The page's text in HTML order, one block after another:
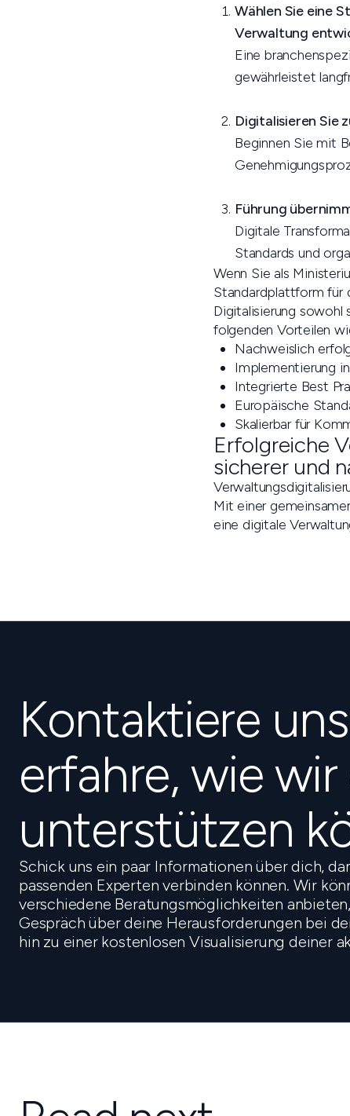
Wählen Sie eine
Verwaltung
Eine
gewährleistet
Digitalisieren Sie
Beginnen Sie mit
Führung
Digitale
Standards und
Wenn Sie als
Standardplattform für
Digitalisierung sowohl
folgenden Vorteilen
Nachweislich
Implementierung
Integrierte Best
Europäische
Skalierbar für
Erfolgreiche
sicherer und
Mit einer
eine digitale
Kontaktiere
erfahre, wie
unterstützen
Schick uns ein paar Informationen über dich,
passenden Experten verbinden können. Wir
verschiedene Beratungsmöglichkeiten
Gespräch über deine Herausforderungen bei
hin zu einer kostenlosen Visualisierung deiner